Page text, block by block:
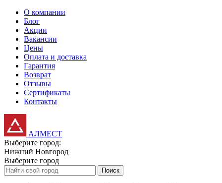
О компании
Блог
Акции
Вакансии
Цены
Оплата и доставка
Гарантия
Возврат
Отзывы
Сертификаты
Контакты
АЛМЕСТ
Выберите город:
Нижний Новгород
Выберите город
Поиск